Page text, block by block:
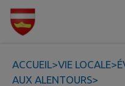
Contenu
ACCUEIL>VIE LOCALE>
AUX ALENTOURS>